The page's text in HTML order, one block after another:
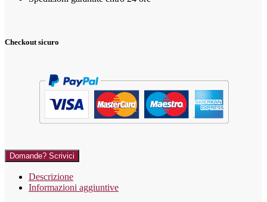
Checkout sicuro
Domande? Scrivici
Descrizione
Informazioni aggiuntive